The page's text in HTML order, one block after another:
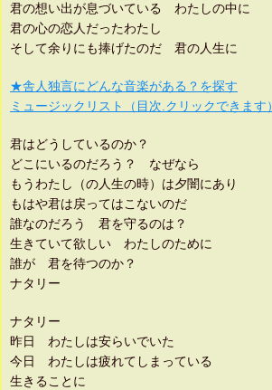
君の想い出が息づいている わたしの中に
君の心の恋人だったわたし
そして余りにも捧げたのだ 君の人生に
★舎人独言にどんな音楽がある？を探す
ミュージックリスト（目次.クリックできます
君はどうしているのか？
どこにいるのだろう？ なぜなら
もうわたし（の人生の時）は夕闇にあり
もはや君は戻ってはこないのだ
誰なのだろう 君を守るのは？
生きていて欲しい わたしのために
誰が 君を待つのか？
ナタリー
ナタリー
昨日 わたしは安らいでいた
今日 わたしは疲れてしまっている
生きることに